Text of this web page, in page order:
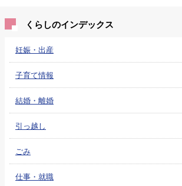
くらしのインデックス
妊娠・出産
子育て情報
結婚・離婚
引っ越し
ごみ
仕事・就職